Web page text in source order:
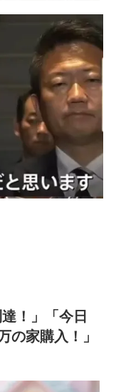
！」「今日
の家購入！」